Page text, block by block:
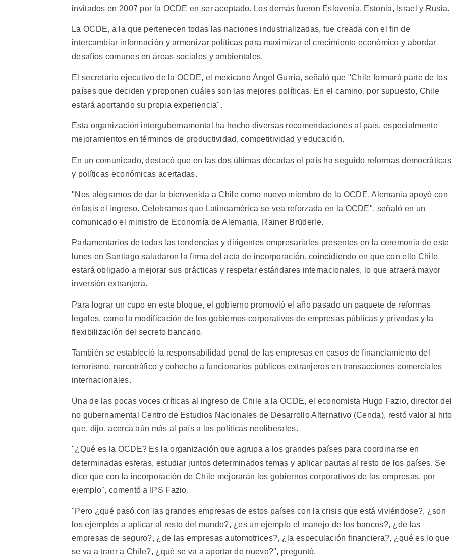
invitados en 2007 por la OCDE en ser aceptado. Los demás fueron Eslovenia, Estonia, Israel y Rusia.
La OCDE, a la que pertenecen todas las naciones industrializadas, fue creada con el fin de
intercambiar información y armonizar políticas para maximizar el crecimiento económico y abordar
desafíos comunes en áreas sociales y ambientales.
El secretario ejecutivo de la OCDE, el mexicano Ángel Gurría, señaló que "Chile formará parte de los
países que deciden y proponen cuáles son las mejores políticas. En el camino, por supuesto, Chile
estará aportando su propia experiencia".
Esta organización intergubernamental ha hecho diversas recomendaciones al país, especialmente
mejoramientos en términos de productividad, competitividad y educación.
En un comunicado, destacó que en las dos últimas décadas el país ha seguido reformas democráticas
y políticas económicas acertadas.
"Nos alegramos de dar la bienvenida a Chile como nuevo miembro de la OCDE. Alemania apoyó con
énfasis el ingreso. Celebramos que Latinoamérica se vea reforzada en la OCDE", señaló en un
comunicado el ministro de Economía de Alemania, Rainer Brüderle.
Parlamentarios de todas las tendencias y dirigentes empresariales presentes en la ceremonia de este
lunes en Santiago saludaron la firma del acta de incorporación, coincidiendo en que con ello Chile
estará obligado a mejorar sus prácticas y respetar estándares internacionales, lo que atraerá mayor
inversión extranjera.
Para lograr un cupo en este bloque, el gobierno promovió el año pasado un paquete de reformas
legales, como la modificación de los gobiernos corporativos de empresas públicas y privadas y la
flexibilización del secreto bancario.
También se estableció la responsabilidad penal de las empresas en casos de financiamiento del
terrorismo, narcotráfico y cohecho a funcionarios públicos extranjeros en transacciones comerciales
internacionales.
Una de las pocas voces críticas al ingreso de Chile a la OCDE, el economista Hugo Fazio, director del
no gubernamental Centro de Estudios Nacionales de Desarrollo Alternativo (Cenda), restó valor al hito
que, dijo, acerca aún más al país a las políticas neoliberales.
"¿Qué es la OCDE? Es la organización que agrupa a los grandes países para coordinarse en
determinadas esferas, estudiar juntos determinados temas y aplicar pautas al resto de los países. Se
dice que con la incorporación de Chile mejorarán los gobiernos corporativos de las empresas, por
ejemplo", comentó a IPS Fazio.
"Pero ¿qué pasó con las grandes empresas de estos países con la crisis que está viviéndose?, ¿son
los ejemplos a aplicar al resto del mundo?, ¿es un ejemplo el manejo de los bancos?, ¿de las
empresas de seguro?, ¿de las empresas automotrices?, ¿la especulación financiera?, ¿qué es lo que
se va a traer a Chile?, ¿qué se va a aportar de nuevo?", preguntó.